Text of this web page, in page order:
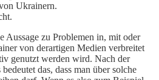
Ukrainern.
Aussage zu Problemen in, mit oder
von derartigen Medien verbreitet
genutzt werden wird. Nach der
das, dass man über solche